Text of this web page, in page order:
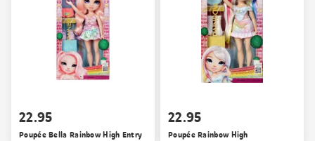
22.95
Poupée Bella Rainbow High Entry
22.95
Poupée Rainbow High